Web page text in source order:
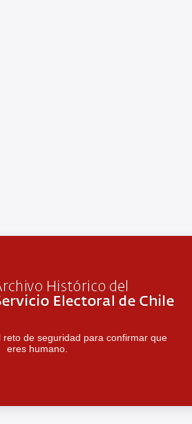
reto de seguridad para confirmar que
eres humano.